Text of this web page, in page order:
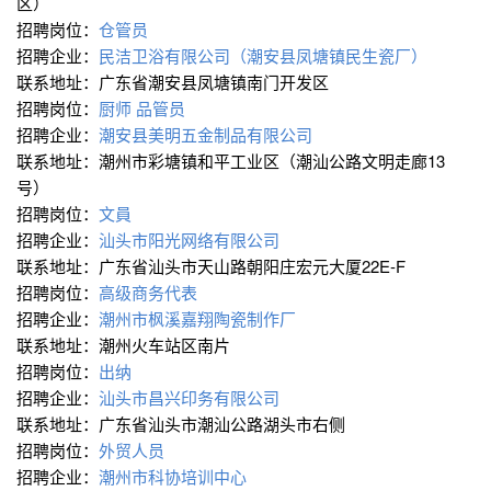
招聘岗位： 仓管员
招聘企业： 民洁卫浴有限公司（潮安县凤塘镇民生瓷厂）
联系地址：广东省潮安县凤塘镇南门开发区
招聘岗位： 厨师 品管员
招聘企业： 潮安县美明五金制品有限公司
联系地址：潮州市彩塘镇和平工业区（潮汕公路文明走廊13
号）
招聘岗位： 文員
招聘企业： 汕头市阳光网络有限公司
联系地址：广东省汕头市天山路朝阳庄宏元大厦22E-F
招聘岗位： 高级商务代表
招聘企业： 潮州市枫溪嘉翔陶瓷制作厂
联系地址：潮州火车站区南片
招聘岗位： 出纳
招聘企业： 汕头市昌兴印务有限公司
联系地址：广东省汕头市潮汕公路湖头市右侧
招聘岗位： 外贸人员
招聘企业： 潮州市科协培训中心